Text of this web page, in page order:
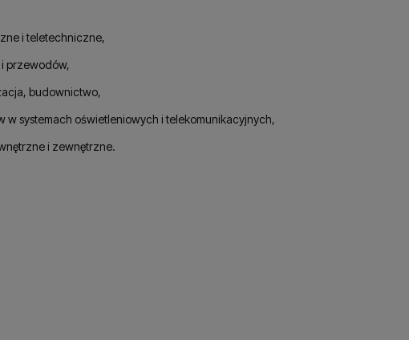
i teletechniczne,
przewodów,
budownictwo,
w systemach oświetleniowych i telekomunikacyjnych,
i zewnętrzne.